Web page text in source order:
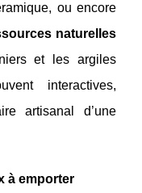
ou encore
naturelles
et les argiles
interactives,
artisanal d’une
à emporter